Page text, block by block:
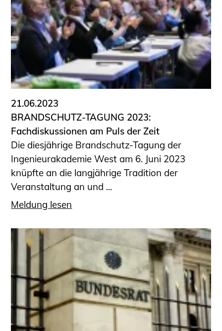
21.06.2023
BRANDSCHUTZ-TAGUNG 2023:
Fachdiskussionen am Puls der Zeit
Die diesjährige Brandschutz-Tagung der
Ingenieurakademie West am 6. Juni 2023
knüpfte an die langjährige Tradition der
Veranstaltung an und ...
Meldung lesen